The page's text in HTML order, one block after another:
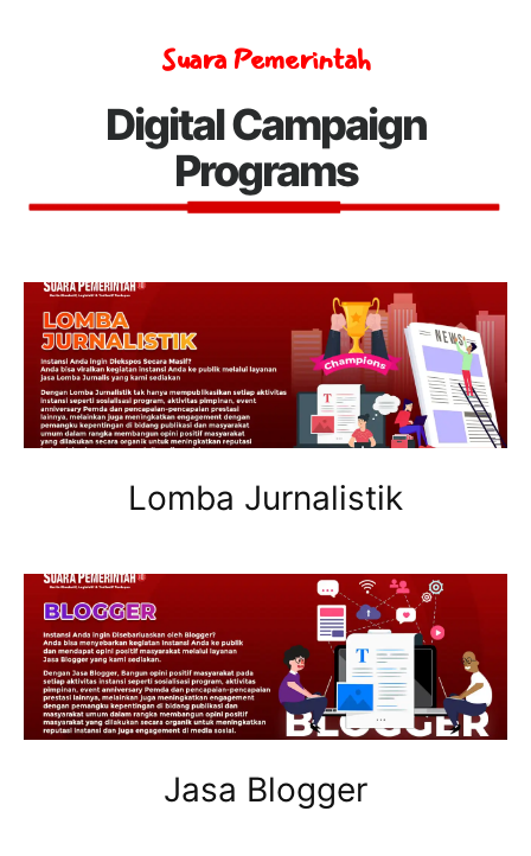
Suara Pemerintah
Digital Campaign
Programs
Lomba Jurnalistik
Jasa Blogger